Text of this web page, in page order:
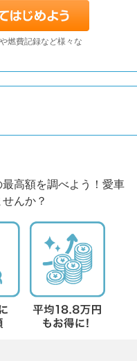
燃費記録など様々な
高額を調べよう！愛車
んか？